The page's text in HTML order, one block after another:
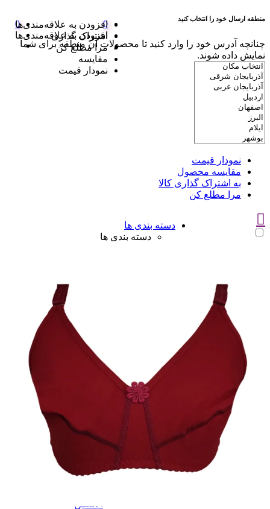
منطقه ارسال خود را انتخاب کنید
چنانچه آدرس خود را وارد کنید تا محصولات آن منطقه برای شما
نمایش داده شوند.
نمودار قیمت
مقایسه محصول
به اشتراک گذاری کالا
مرا مطلع کن
0
افزودن به علاقه‌مندی‌ها
0
دسته بندی ها
دسته بندی ها
بر اساس نوع
قفسه ای
توری
بی بند
شیردهی
همه بر اساس نوع
بر اساس جنس
بر اساس جنس
پنبه ای (نخی)
افزودن به علاقه‌مندی‌ها
اشتراک گذاری
مرا مطلع کن
مقایسه
نمودار قیمت